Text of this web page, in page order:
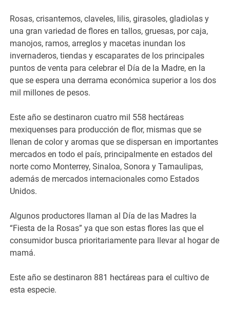
Rosas, crisantemos, claveles, lilis, girasoles, gladiolas y
una gran variedad de flores en tallos, gruesas, por caja,
manojos, ramos, arreglos y macetas inundan los
invernaderos, tiendas y escaparates de los principales
puntos de venta para celebrar el Día de la Madre, en la
que se espera una derrama económica superior a los dos
mil millones de pesos.
Este año se destinaron cuatro mil 558 hectáreas
mexiquenses para producción de flor, mismas que se
llenan de color y aromas que se dispersan en importantes
mercados en todo el país, principalmente en estados del
norte como Monterrey, Sinaloa, Sonora y Tamaulipas,
además de mercados internacionales como Estados
Unidos.
Algunos productores llaman al Día de las Madres la
“Fiesta de la Rosas” ya que son estas flores las que el
consumidor busca prioritariamente para llevar al hogar de
mamá.
Este año se destinaron 881 hectáreas para el cultivo de
esta especie.